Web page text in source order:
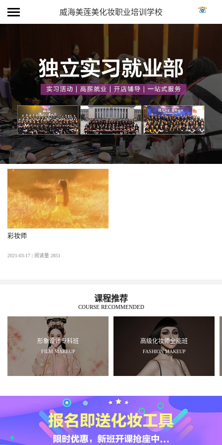
威海美莲美化妆职业培训学校
彩妆师
2021-03-17 | 阅读量 2851
课程推荐
COURSE RECOMMENDED
形象设计专科班
FILM MAKEUP
高级化妆师全能班
FASHION MAKEUP